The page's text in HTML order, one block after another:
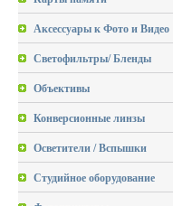
Аксессуары к Фото и Видео
Светофильтры/ Бленды
Объективы
Конверсионные линзы
Осветители / Вспышки
Студийное оборудование